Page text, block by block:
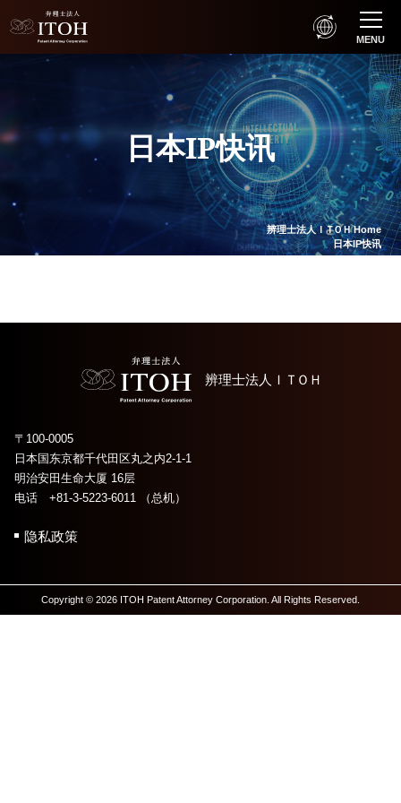
MENU
日本IP快讯
辨理士法人ＩＴＯＨHome
日本IP快讯
辨理士法人 ＩＴＯＨ
〒100-0005
日本国东京都千代田区丸之内2-1-1
明治安田生命大厦 16层
电话 +81-3-5223-6011 （总机）
隐私政策
Copyright © 2026 ITOH Patent Attorney Corporation. All Rights Reserved.